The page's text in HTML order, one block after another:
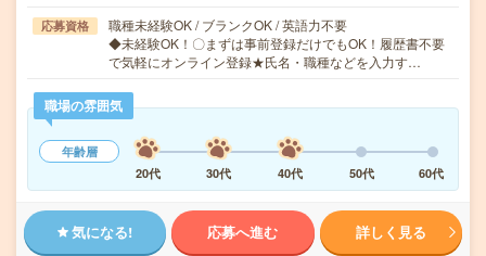
応募資格
職種未経験OK / ブランクOK / 英語力不要
◆未経験OK！〇まずは事前登録だけでもOK！履歴書不要
で気軽にオンライン登録★氏名・職種などを入力す…
職場の雰囲気
年齢層
20代
30代 40代 50代 60代
気になる! 応募へ進む 詳しく見る